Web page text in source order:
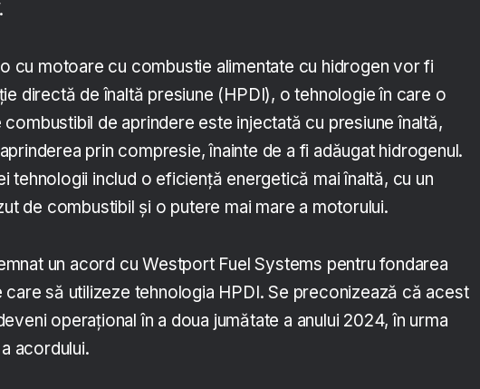
cu motoare cu combustie alimentate cu hidrogen vor fi
directă de înaltă presiune (HPDI), o tehnologie în care o
de aprindere este injectată cu presiune înaltă,
prin compresie, înainte de a fi adăugat hidrogenul.
tehnologii includ o eficiență energetică mai înaltă, cu un
de combustibil și o putere mai mare a motorului.
un acord cu Westport Fuel Systems pentru fondarea
care să utilizeze tehnologia HPDI. Se preconizează că acest
operațional în a doua jumătate a anului 2024, în urma
acordului.